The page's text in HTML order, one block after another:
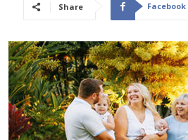
Share Facebook